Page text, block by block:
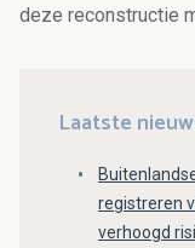
deze reconstructie
Laatste
registreren
verhoogd